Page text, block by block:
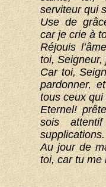
serviteur qui
Use de
car je crie à
Réjouis
toi, Seigneur,
Car toi,
pardonner,
tous ceux
Eternel!
sois
supplications.
Au jour de
toi, car tu me